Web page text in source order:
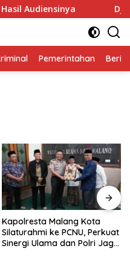
DJP Jawa Timur
Pemerintahan
Kapolresta Malang Kota
Silaturahmi ke PCNU, Perkuat
Sinergi Ulama dan Polri Jaga